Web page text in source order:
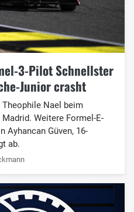
3-Pilot Schnellster
Junior crasht
Nael beim
Weitere Formel-E-
Ayhancan Güven, 16-
ab.